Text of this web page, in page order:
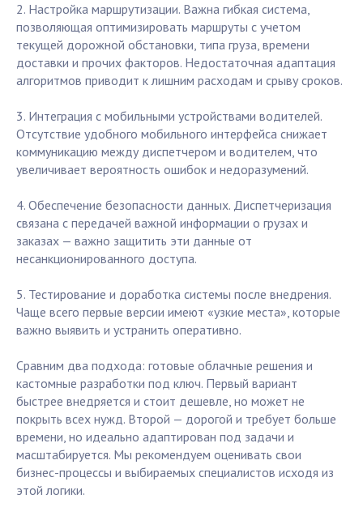
2. Настройка маршрутизации. Важна гибкая система,
позволяющая оптимизировать маршруты с учетом
текущей дорожной обстановки, типа груза, времени
доставки и прочих факторов. Недостаточная адаптация
алгоритмов приводит к лишним расходам и срыву сроков.
3. Интеграция с мобильными устройствами водителей.
Отсутствие удобного мобильного интерфейса снижает
коммуникацию между диспетчером и водителем, что
увеличивает вероятность ошибок и недоразумений.
4. Обеспечение безопасности данных. Диспетчеризация
связана с передачей важной информации о грузах и
заказах — важно защитить эти данные от
несанкционированного доступа.
5. Тестирование и доработка системы после внедрения.
Чаще всего первые версии имеют «узкие места», которые
важно выявить и устранить оперативно.
Сравним два подхода: готовые облачные решения и
кастомные разработки под ключ. Первый вариант
быстрее внедряется и стоит дешевле, но может не
покрыть всех нужд. Второй — дорогой и требует больше
времени, но идеально адаптирован под задачи и
масштабируется. Мы рекомендуем оценивать свои
бизнес-процессы и выбираемых специалистов исходя из
этой логики.